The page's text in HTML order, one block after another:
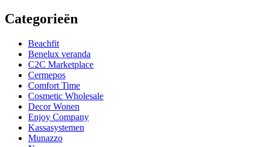
Categorieën
Beachfit
Benelux veranda
C2C Marketplace
Cermepos
Comfort Time
Cosmetic Wholesale
Decor Wonen
Enjoy Company
Kassasystemen
Munazzo